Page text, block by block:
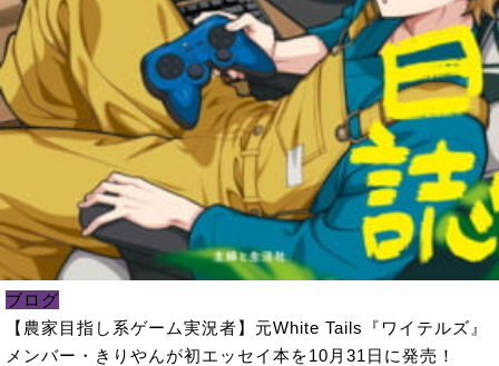
ブログ
【農家目指し系ゲーム実況者】元White Tails『ワイテルズ』
メンバー・きりやんが初エッセイ本を10月31日に発売！